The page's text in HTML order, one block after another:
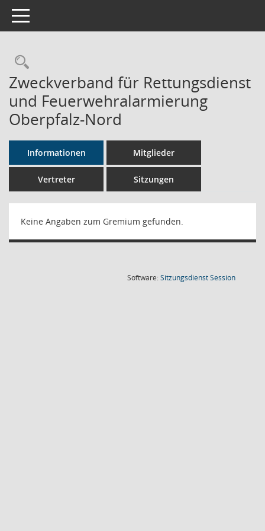
Toggle navigation
Rechercheauswahl
Zweckverband für Rettungsdienst
und Feuerwehralarmierung
Oberpfalz-Nord
Informationen Mitglieder
Vertreter Sitzungen
Keine Angaben zum Gremium gefunden.
Software:SitzungsdienstSession(Wird in